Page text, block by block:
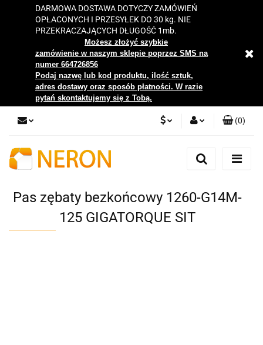
DARMOWA DOSTAWA DOTYCZY ZAMÓWIEŃ
OPŁACONYCH I PRZESYŁEK DO 30 kg. NIE
PRZEKRACZAJĄCYCH DŁUGOŚĆ 1mb.
Możesz złożyć szybkie
zamówienie w naszym sklepie poprzez SMS na
numer 664726856
Podaj nazwę lub kod produktu, ilość sztuk,
adres dostawy oraz sposób płatności. W razie
pytań skontaktujemy się z Tobą.
Zaloguj się
Zgody cookies
(0)
Pas zębaty bezkońcowy 1260-G14M-
125 GIGATORQUE SIT